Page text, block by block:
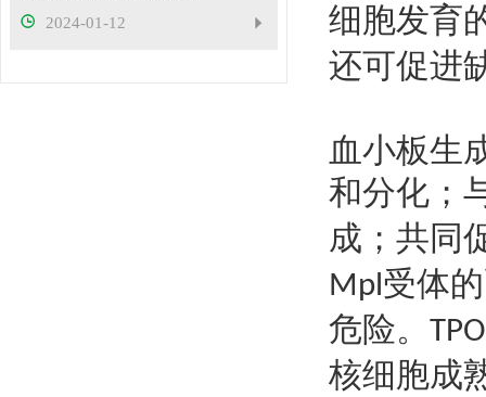
2024-01-12
细胞发育
还可促进
血小板生
和分化；
成；共同
Mpl受体
危险。 TPO
核细胞成